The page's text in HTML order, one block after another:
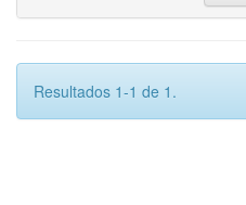
Resultados 1-1 de 1.